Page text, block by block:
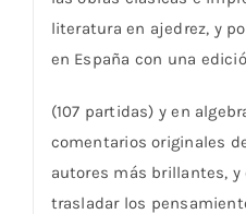
literatura en ajedrez, y
en España con una
(107 partidas) y en
comentarios originales
autores más brillantes,
trasladar los